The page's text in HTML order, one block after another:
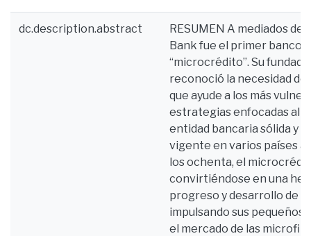
dc.description.abstract
RESUMEN A mediados
Bank fue el primer banco
“microcrédito”. Su
reconoció la necesidad
que ayude a los más
estrategias enfocadas al
entidad bancaria sólida y
vigente en varios países
los ochenta, el
convirtiéndose en una
progreso y desarrollo de
impulsando sus pequeños
el mercado de las